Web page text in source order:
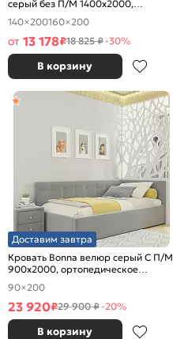
серый без П/М 1400x2000,
ортопедическое основание,
изголовье мягкое
140×200160×200
от 13 178₽18 825 ₽-30%
В корзину
Доставим завтра
Кровать Bonna велюр серый С П/М
900x2000, ортопедическое
основание, изголовье мягкое
90×200
23 920₽29 900 ₽-20%
В корзину